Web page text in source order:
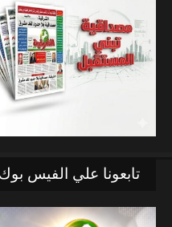
تابعونا علي الفيس بوك